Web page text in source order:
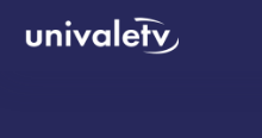
conteúdo